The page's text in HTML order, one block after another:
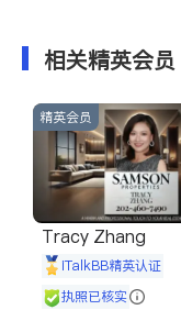
相关精英会员
精英会员
Tracy Zhang
iTalkBB精英认证
执照已核实